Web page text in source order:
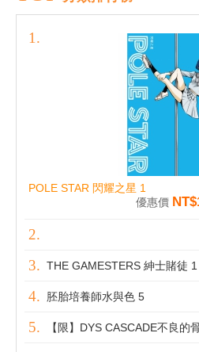
POLE STAR 閃耀之星 1
優惠價
THE GAMESTERS 紳士賭徒 1
胚胎培養師水與色 5
【限】DYS CASCADE不良的